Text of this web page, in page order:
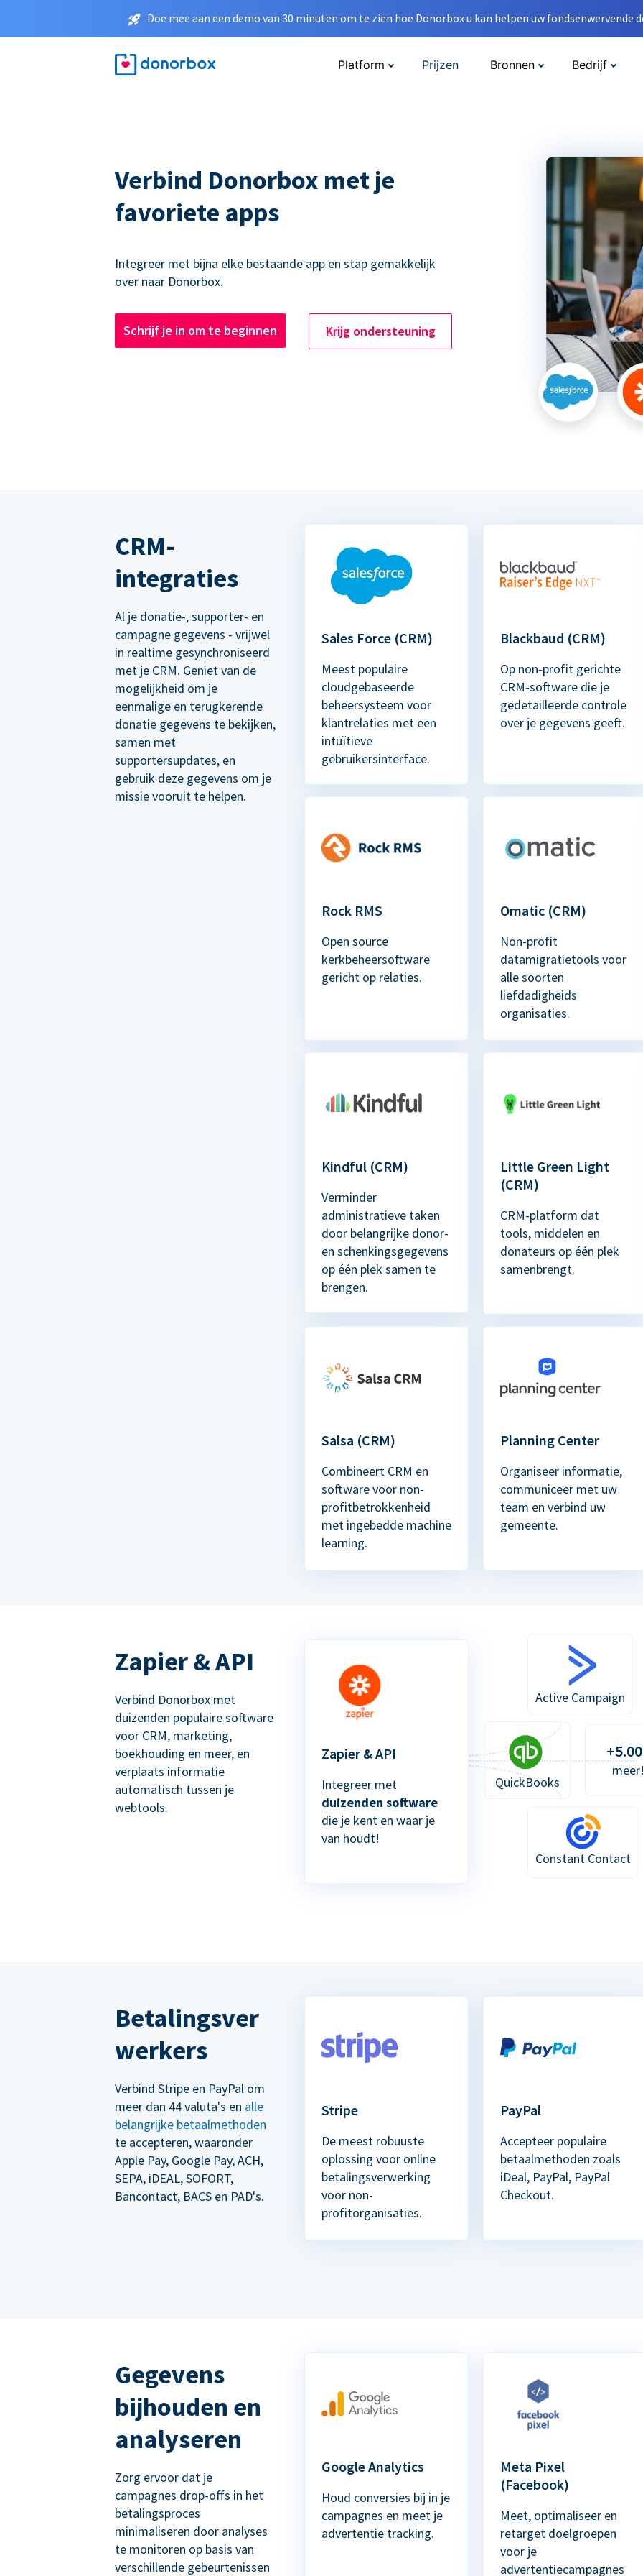
Doe mee aan een demo van 30 minuten om te zien hoe Donorbox u kan helpen uw fondsenwervende
Platform Prijzen Bronnen Bedrijf
Verbind Donorbox met je
favoriete apps
Integreer met bijna elke bestaande app en stap gemakkelijk
over naar Donorbox.
Schrijf je in om te beginnen Krijg ondersteuning
CRM-
integraties
Al je donatie-, supporter- en
campagne gegevens - vrijwel
in realtime gesynchroniseerd
met je CRM. Geniet van de
mogelijkheid om je
eenmalige en terugkerende
donatie gegevens te bekijken,
samen met
supportersupdates, en
gebruik deze gegevens om je
missie vooruit te helpen.
Sales Force (CRM)
Meest populaire
cloudgebaseerde
beheersysteem voor
klantrelaties met een
intuïtieve
gebruikersinterface.
Blackbaud (CRM)
Op non-profit gerichte
CRM-software die je
gedetailleerde controle
over je gegevens geeft.
Rock RMS
Open source
kerkbeheersoftware
gericht op relaties.
Omatic (CRM)
Non-profit
datamigratietools voor
alle soorten
liefdadigheids
organisaties.
Kindful (CRM)
Verminder
administratieve taken
door belangrijke donor-
en schenkingsgegevens
op één plek samen te
brengen.
Little Green Light
(CRM)
CRM-platform dat
tools, middelen en
donateurs op één plek
samenbrengt.
Salsa (CRM)
Combineert CRM en
software voor non-
profitbetrokkenheid
met ingebedde machine
learning.
Planning Center
Organiseer informatie,
communiceer met uw
team en verbind uw
gemeente.
Zapier & API
Verbind Donorbox met
duizenden populaire software
voor CRM, marketing,
boekhouding en meer, en
verplaats informatie
automatisch tussen je
webtools.
Zapier & API
Integreer met
duizenden software
die je kent en waar je
van houdt!
Active Campaign
QuickBooks
Constant Contact
Betalingsver
werkers
Verbind Stripe en PayPal om
meer dan 44 valuta's en alle
belangrijke betaalmethoden
te accepteren, waaronder
Apple Pay, Google Pay, ACH,
SEPA, iDEAL, SOFORT,
Bancontact, BACS en PAD's.
Stripe
De meest robuuste
oplossing voor online
betalingsverwerking
voor non-
profitorganisaties.
PayPal
Accepteer populaire
betaalmethoden zoals
iDeal, PayPal, PayPal
Checkout.
Gegevens
bijhouden en
analyseren
Zorg ervoor dat je
campagnes drop-offs in het
betalingsproces
minimaliseren door analyses
te monitoren op basis van
verschillende gebeurtenissen
Google Analytics
Houd conversies bij in je
campagnes en meet je
advertentie tracking.
Meta Pixel
(Facebook)
Meet, optimaliseer en
retarget doelgroepen
voor je
advertentiecampagnes